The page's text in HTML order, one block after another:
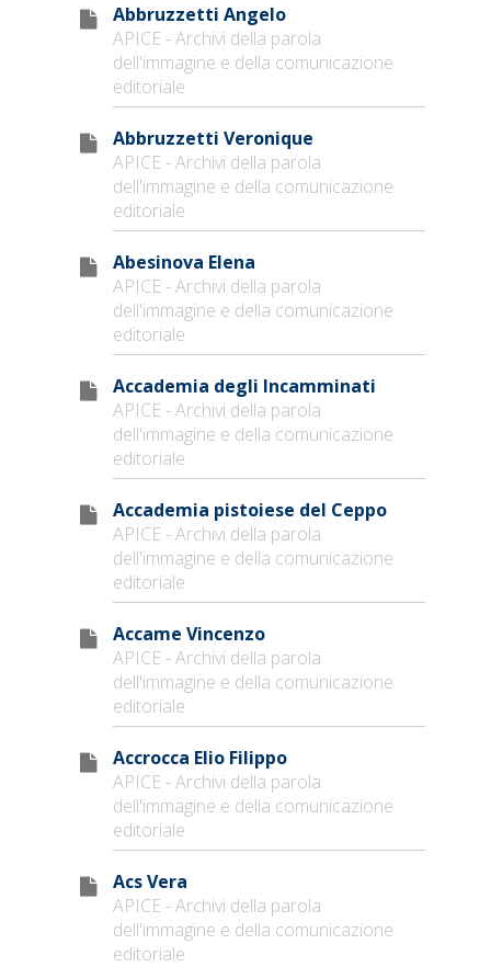
Abbruzzetti Angelo
APICE - Archivi della parola
dell'immagine e della comunicazione
editoriale
Abbruzzetti Veronique
APICE - Archivi della parola
dell'immagine e della comunicazione
editoriale
Abesinova Elena
APICE - Archivi della parola
dell'immagine e della comunicazione
editoriale
Accademia degli Incamminati
APICE - Archivi della parola
dell'immagine e della comunicazione
editoriale
Accademia pistoiese del Ceppo
APICE - Archivi della parola
dell'immagine e della comunicazione
editoriale
Accame Vincenzo
APICE - Archivi della parola
dell'immagine e della comunicazione
editoriale
Accrocca Elio Filippo
APICE - Archivi della parola
dell'immagine e della comunicazione
editoriale
Acs Vera
APICE - Archivi della parola
dell'immagine e della comunicazione
editoriale